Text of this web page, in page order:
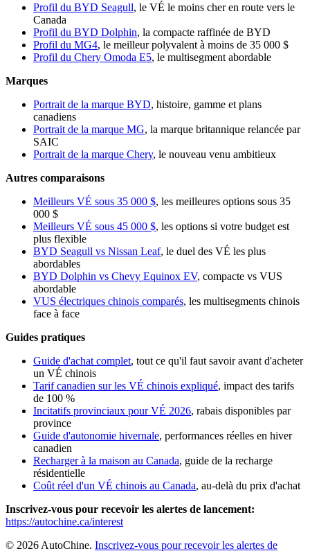
Profil du BYD Seagull, le VÉ le moins cher en route vers le
Canada
Profil du BYD Dolphin, la compacte raffinée de BYD
Profil du MG4, le meilleur polyvalent à moins de 35 000 $
Profil du Chery Omoda E5, le multisegment abordable
Marques
Portrait de la marque BYD, histoire, gamme et plans
canadiens
Portrait de la marque MG, la marque britannique relancée par
SAIC
Portrait de la marque Chery, le nouveau venu ambitieux
Autres comparaisons
Meilleurs VÉ sous 35 000 $, les meilleures options sous 35
000 $
Meilleurs VÉ sous 45 000 $, les options si votre budget est
plus flexible
BYD Seagull vs Nissan Leaf, le duel des VÉ les plus
abordables
BYD Dolphin vs Chevy Equinox EV, compacte vs VUS
abordable
VUS électriques chinois comparés, les multisegments chinois
face à face
Guides pratiques
Guide d'achat complet, tout ce qu'il faut savoir avant d'acheter
un VÉ chinois
Tarif canadien sur les VÉ chinois expliqué, impact des tarifs
de 100 %
Incitatifs provinciaux pour VÉ 2026, rabais disponibles par
province
Guide d'autonomie hivernale, performances réelles en hiver
canadien
Recharger à la maison au Canada, guide de la recharge
résidentielle
Coût réel d'un VÉ chinois au Canada, au-delà du prix d'achat
Inscrivez-vous pour recevoir les alertes de lancement:
https://autochine.ca/interest
© 2026 AutoChine. Inscrivez-vous pour recevoir les alertes de